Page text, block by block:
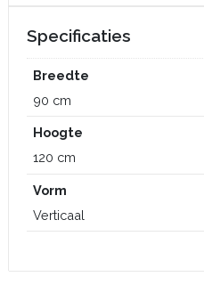
Specificaties
Breedte
90 cm
Hoogte
120 cm
Vorm
Verticaal